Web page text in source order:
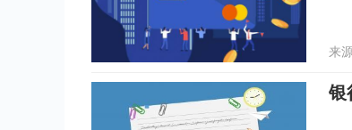
来
银